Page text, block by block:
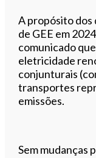
A propósito dos
de GEE em
comunicado
eletricidade
conjunturais
transportes
emissões.
Sem mudanças